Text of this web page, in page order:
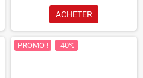
ACHETER
PROMO ! -40%